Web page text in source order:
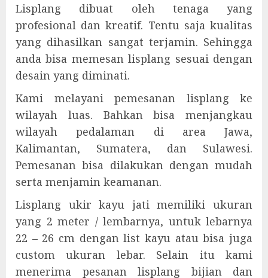
Lisplang dibuat oleh tenaga yang
profesional dan kreatif. Tentu saja kualitas
yang dihasilkan sangat terjamin. Sehingga
anda bisa memesan lisplang sesuai dengan
desain yang diminati.
Kami melayani pemesanan lisplang ke
wilayah luas. Bahkan bisa menjangkau
wilayah pedalaman di area Jawa,
Kalimantan, Sumatera, dan Sulawesi.
Pemesanan bisa dilakukan dengan mudah
serta menjamin keamanan.
Lisplang ukir kayu jati memiliki ukuran
yang 2 meter / lembarnya, untuk lebarnya
22 – 26 cm dengan list kayu atau bisa juga
custom ukuran lebar. Selain itu kami
menerima pesanan lisplang bijian dan